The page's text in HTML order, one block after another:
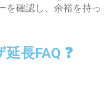
を確認し、余裕を持っ
長FAQ ❓